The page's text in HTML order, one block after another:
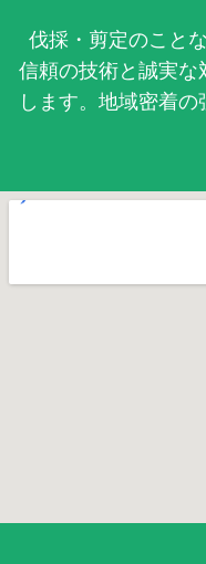
伐採・剪定のこと
信頼の技術と誠実な
します。地域密着